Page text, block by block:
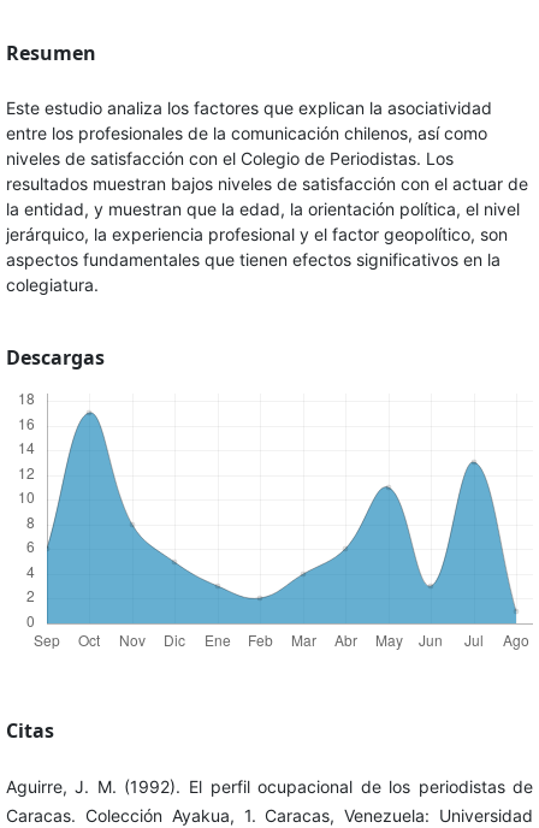
Resumen
Este estudio analiza los factores que explican la asociatividad
entre los profesionales de la comunicación chilenos, así como
niveles de satisfacción con el Colegio de Periodistas. Los
resultados muestran bajos niveles de satisfacción con el actuar de
la entidad, y muestran que la edad, la orientación política, el nivel
jerárquico, la experiencia profesional y el factor geopolítico, son
aspectos fundamentales que tienen efectos significativos en la
colegiatura.
Descargas
Citas
Aguirre, J. M. (1992). El perfil ocupacional de los periodistas de
Caracas. Colección Ayakua, 1. Caracas, Venezuela: Universidad